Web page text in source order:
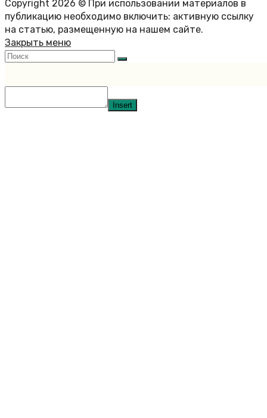
Copyright 2026 © При использовании материалов в
публикацию необходимо включить: активную ссылку
на статью, размещенную на нашем сайте.
Закрыть меню
Insert